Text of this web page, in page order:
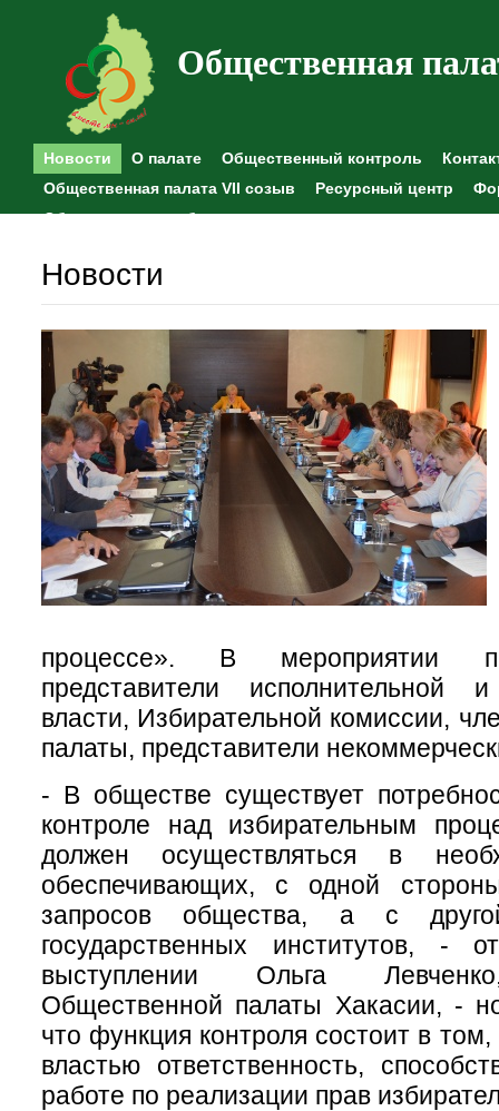
Общественная
Новости О палате Общественный контроль
Общественная палата VII созыв
Ресурсный центр
Общественные наблюдения
Новости
процессе». В мероприятии
представители исполнительной и
власти, Избирательной комиссии,
палаты, представители
- В обществе существует
контроле над избирательным
должен осуществляться в
обеспечивающих, с одной
запросов общества, а с
государственных институтов, -
выступлении Ольга
Общественной палаты Хакасии, -
что функция контроля состоит в
властью ответственность,
работе по реализации прав